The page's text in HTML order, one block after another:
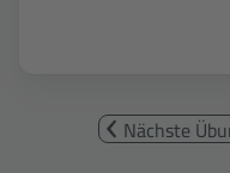
Nächste